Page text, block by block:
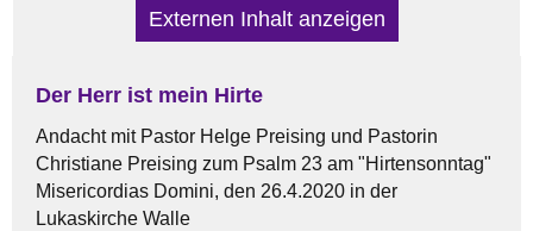
Externen Inhalt anzeigen
Der Herr ist mein Hirte
Andacht mit Pastor Helge Preising und Pastorin
Christiane Preising zum Psalm 23 am "Hirtensonntag"
Misericordias Domini, den 26.4.2020 in der
Lukaskirche Walle